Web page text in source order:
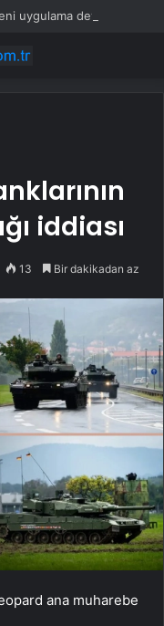
iddiası
13 Bir dakikadan az
ana muharebe